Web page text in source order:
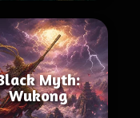
Myth:
Wukong